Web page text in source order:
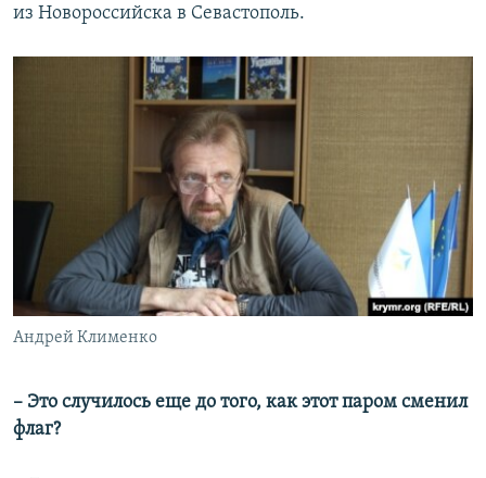
из Новороссийска в Севастополь.
Андрей Клименко
– Это случилось еще до того, как этот паром сменил
флаг?